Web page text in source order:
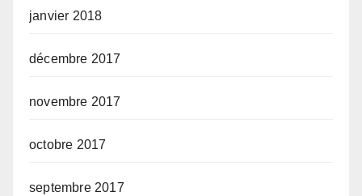
janvier 2018
décembre 2017
novembre 2017
octobre 2017
septembre 2017